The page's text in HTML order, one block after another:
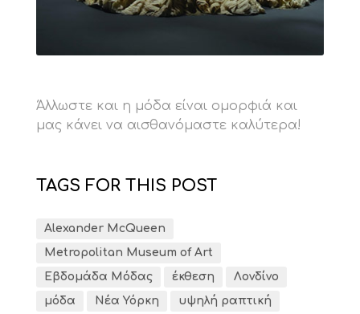
Άλλωστε και η μόδα είναι ομορφιά και
μας κάνει να αισθανόμαστε καλύτερα!
TAGS FOR THIS POST
Alexander McQueen
Metropolitan Museum of Art
Εβδομάδα Μόδας
έκθεση
Λονδίνο
μόδα
Νέα Υόρκη
υψηλή ραπτική